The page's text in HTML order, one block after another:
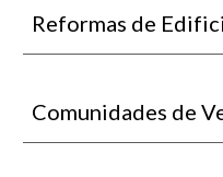
Reformas de
Comunidades de